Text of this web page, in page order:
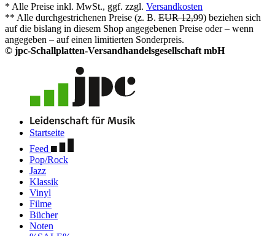
* Alle Preise inkl. MwSt., ggf. zzgl. Versandkosten
** Alle durchgestrichenen Preise (z. B. EUR 12,99) beziehen sich
auf die bislang in diesem Shop angegebenen Preise oder – wenn
angegeben – auf einen limitierten Sonderpreis.
© jpc-Schallplatten-Versandhandelsgesellschaft mbH
Startseite
Feed
Pop/Rock
Jazz
Klassik
Vinyl
Filme
Bücher
Noten